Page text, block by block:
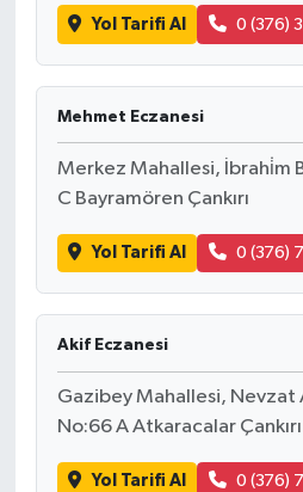
Yol Tarifi Al 0 (376)
Mehmet Eczanesi
Merkez Mahallesi, İbrahi̇m
C Bayramören Çankırı
Yol Tarifi Al 0 (376)
Akif Eczanesi
Gazibey Mahallesi, Nevzat
No:66 A Atkaracalar Çankırı
Yol Tarifi Al 0 (376)